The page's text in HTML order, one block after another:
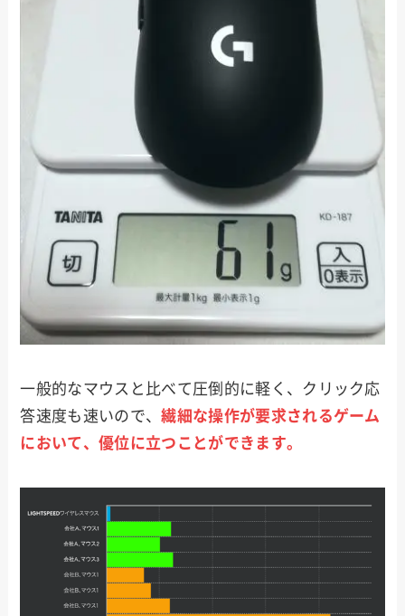
一般的なマウスと比べて圧倒的に軽く、クリック応
答速度も速いので、繊細な操作が要求されるゲーム
において、優位に立つことができます。